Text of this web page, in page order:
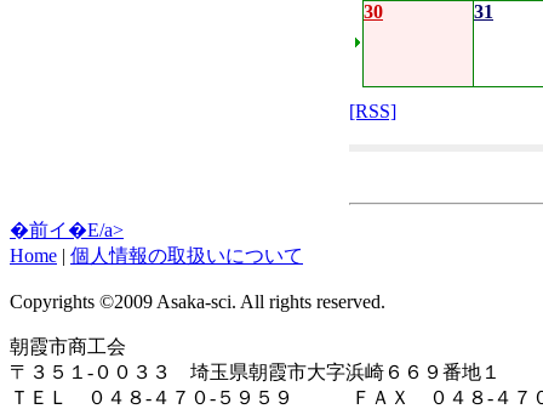
30 31
[RSS]
�前イ�E/a>
Home | 個人情報の取扱いについて
Copyrights ©2009 Asaka-sci. All rights reserved.
朝霞市商工会
〒３５１-００３３ 埼玉県朝霞市大字浜崎６６９番地１
ＴＥＬ ０４８-４７０-５９５９ ＦＡＸ ０４８-４７